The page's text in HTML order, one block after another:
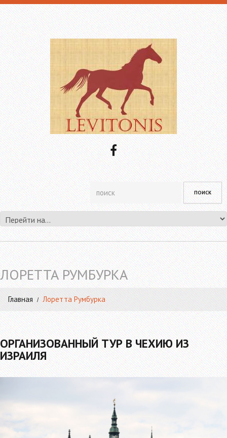
ЛОРЕТТА РУМБУРКА
Главная Лоретта Румбурка
ОРГАНИЗОВАННЫЙ ТУР В ЧЕХИЮ ИЗ
ИЗРАИЛЯ